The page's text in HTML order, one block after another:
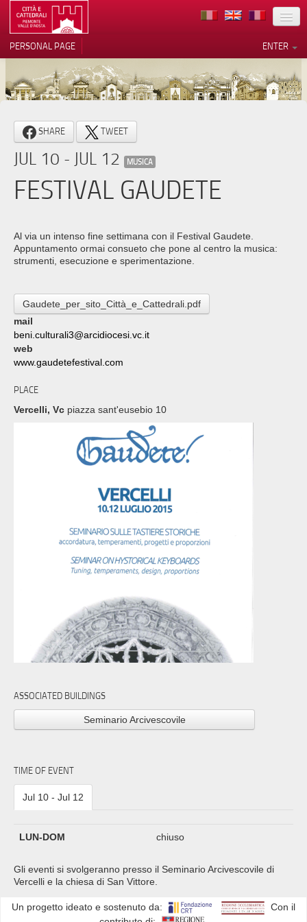
LOCATION
ARCHITECTURE
MUSEUMS
ITINERARIES
EVENTS
VOLUNTEERS
CONTACTS
ENTER
PERSONAL PAGE
SHARE TWEET
JUL 10 - JUL 12 MUSICA
FESTIVAL GAUDETE
Al via un intenso fine settimana con il Festival Gaudete.
Appuntamento ormai consueto che pone al centro la musica:
strumenti, esecuzione e sperimentazione.
Gaudete_per_sito_Città_e_Cattedrali.pdf
mail
beni.culturali3@arcidiocesi.vc.it
web
www.gaudetefestival.com
PLACE
Vercelli, Vc piazza sant'eusebio 10
ASSOCIATED BUILDINGS
Seminario Arcivescovile
TIME OF EVENT
Jul 10 - Jul 12
LUN-DOM chiuso
Gli eventi si svolgeranno presso il Seminario Arcivescovile di
Vercelli e la chiesa di San Vittore.
Un progetto ideato e sostenuto da:
Con il
Notice at collection
Your Privacy Choices